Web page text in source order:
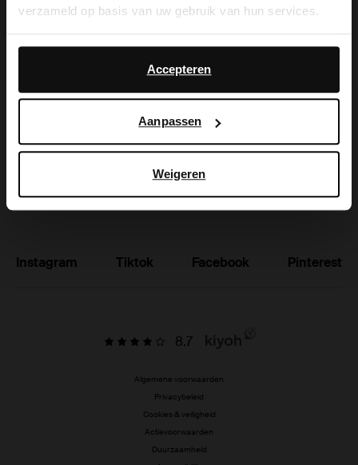
verzameld op basis van uw gebruik van hun services.
Daarnaast werken wij samen met Google voor
advertentie- en meetdoeleinden. Meer informatie over
hoe Google uw persoonsgegevens gebruikt, vindt u op
Accepteren
Aanpassen
Weigeren
Bezorging & levering
Brandstores
NL | Nederlands
Instagram Tiktok Facebook Pinterest
8.7
Algemene voorwaarden
Privacybeleid
Cookies & veiligheid
Actievoorwaarden
Duurzaamheid
English
No, stay in Dutch